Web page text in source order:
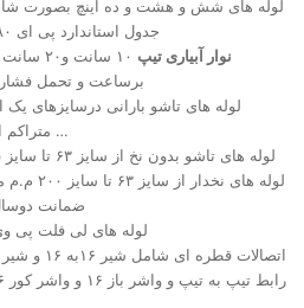
جدول استاندارد پی ای ۸۰ با فشاردرخواستی ۴ و ۶ و ۸ بار
نوار آبیاری تیپ
برساعت و تحمل فشار ۳ بار با ضمانت یک فصل زراعی
متراکم از جمله زعفران و یونجه و لوبیا و …
?لوله های تاشو بدون نخ از سایز ۶۳ تا سایز ۱۲۵ مناسب زمین های اجاره ای
ضمانت
?لوله های لی فلت پی وی